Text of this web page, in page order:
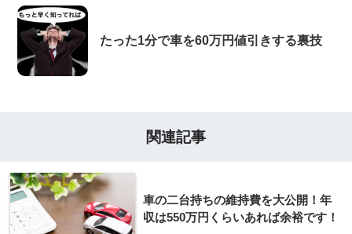
たった1分で車を60万円値引きする裏技
関連記事
車の二台持ちの維持費を大公開！年
収は550万円くらいあれば余裕です！